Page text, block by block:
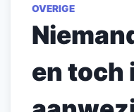
OVERIGE
en toch